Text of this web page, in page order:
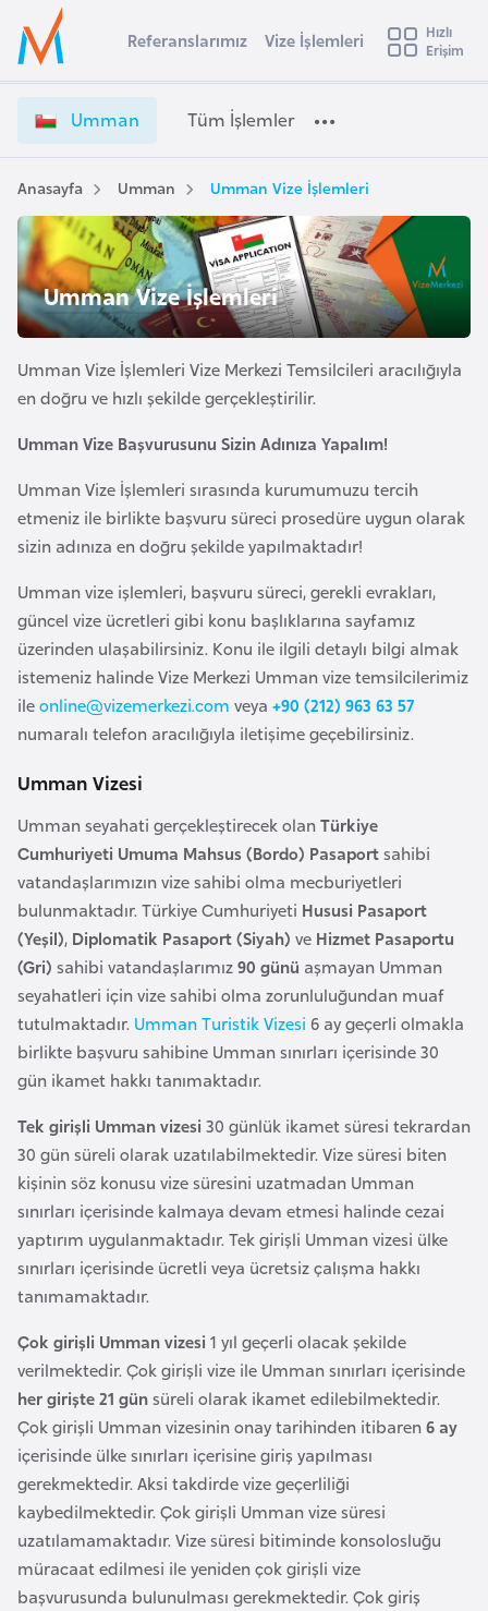
Ülke Seçimi
Başvuru yapmak istediğiniz ülkeyi seçin
Üye
Girişi
m
a
n
V
i
z
e
İ
ş
l
e
m
e
i
e
i
Referanslarımız Vize İşlemleri
Hızlı
Erişim
Umman Tüm İşlemler
Anasayfa Umman Umman Vize İşlemleri
Umman Vize İşlemleri
Umman Vize İşlemleri Vize Merkezi Temsilcileri aracılığıyla
en doğru ve hızlı şekilde gerçekleştirilir.
Umman Vize Başvurusunu Sizin Adınıza Yapalım!
Umman Vize İşlemleri sırasında kurumumuzu tercih
etmeniz ile birlikte başvuru süreci prosedüre uygun olarak
sizin adınıza en doğru şekilde yapılmaktadır!
Umman vize işlemleri, başvuru süreci, gerekli evrakları,
güncel vize ücretleri gibi konu başlıklarına sayfamız
üzerinden ulaşabilirsiniz. Konu ile ilgili detaylı bilgi almak
istemeniz halinde Vize Merkezi Umman vize temsilcilerimiz
ileonline@vizemerkezi.com veya +90 (212) 963 63 57
numaralı telefon aracılığıyla iletişime geçebilirsiniz.
Umman Vizesi
Umman seyahati gerçekleştirecek olanTürkiye
Cumhuriyeti Umuma Mahsus (Bordo) Pasaportsahibi
vatandaşlarımızın vize sahibi olma mecburiyetleri
bulunmaktadır. Türkiye Cumhuriyeti Hususi Pasaport
(Yeşil), Diplomatik Pasaport (Siyah) ve Hizmet Pasaportu
(Gri) sahibi vatandaşlarımız90 günü aşmayan Umman
seyahatleri için vize sahibi olma zorunluluğundan muaf
tutulmaktadır. Umman Turistik Vizesi 6 ay geçerli olmakla
birlikte başvuru sahibine Umman sınırları içerisinde 30
gün ikamet hakkı tanımaktadır.
Tek girişli Umman vizesi 30 günlük ikamet süresi tekrardan
30 gün süreli olarak uzatılabilmektedir. Vize süresi biten
kişinin söz konusu vize süresini uzatmadan Umman
sınırları içerisinde kalmaya devam etmesi halinde cezai
yaptırım uygulanmaktadır. Tek girişli Umman vizesi ülke
sınırları içerisinde ücretli veya ücretsiz çalışma hakkı
tanımamaktadır.
Çok girişli Umman vizesi 1 yıl geçerli olacak şekilde
verilmektedir. Çok girişli vize ile Umman sınırları içerisinde
her girişte 21 günsüreli olarak ikamet edilebilmektedir.
Çok girişli Umman vizesinin onay tarihinden itibaren6 ay
içerisinde ülke sınırları içerisine giriş yapılması
gerekmektedir. Aksi takdirde vize geçerliliği
kaybedilmektedir. Çok girişli Umman vize süresi
uzatılamamaktadır. Vize süresi bitiminde konsolosluğu
müracaat edilmesi ile yeniden çok girişli vize
başvurusunda bulunulması gerekmektedir. Çok giriş
s
t
r
a
A
v
u
t
u
r
a
A
z
e
r
b
a
y
a
n
B
a
h
r
e
y
n
B
n
a
ş
B
e
l
a
r
u
s